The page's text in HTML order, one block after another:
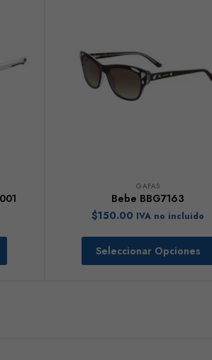
GAFAS
Bebe BBG7163
$150.00 IVA no incluido
Seleccionar Opciones